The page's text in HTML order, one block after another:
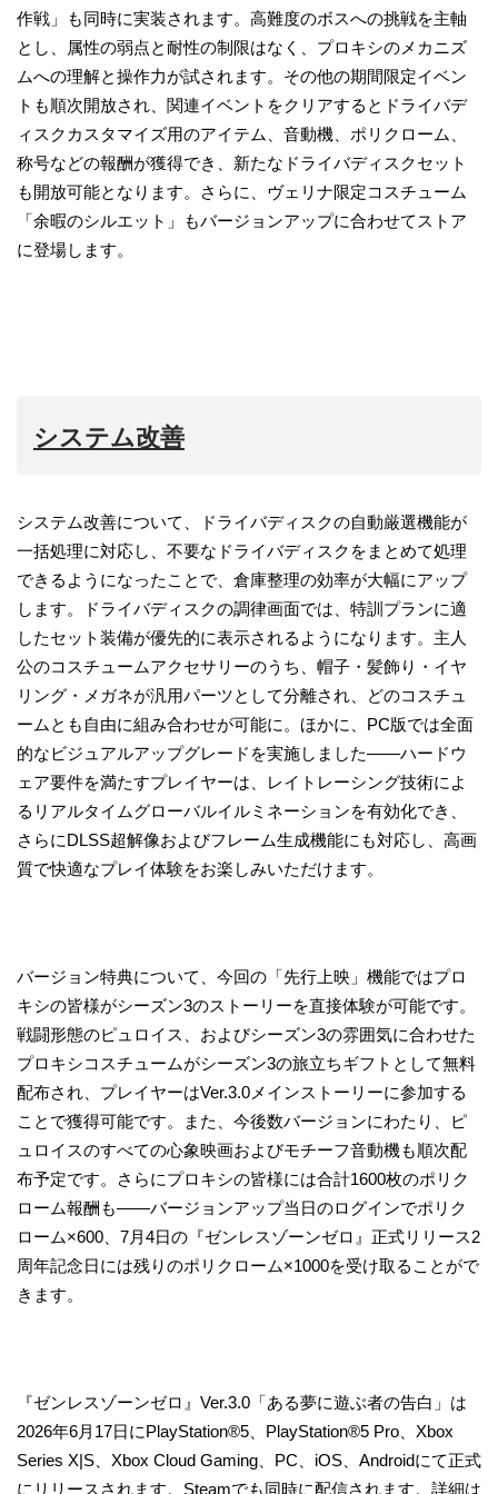
作戦」も同時に実装されます。高難度のボスへの挑戦を主軸
とし、属性の弱点と耐性の制限はなく、プロキシのメカニズ
ムへの理解と操作力が試されます。その他の期間限定イベン
トも順次開放され、関連イベントをクリアするとドライバデ
ィスクカスタマイズ用のアイテム、音動機、ポリクローム、
称号などの報酬が獲得でき、新たなドライバディスクセット
も開放可能となります。さらに、ヴェリナ限定コスチューム
「余暇のシルエット」もバージョンアップに合わせてストア
に登場します。
システム改善
システム改善について、ドライバディスクの自動厳選機能が
一括処理に対応し、不要なドライバディスクをまとめて処理
できるようになったことで、倉庫整理の効率が大幅にアップ
します。ドライバディスクの調律画面では、特訓プランに適
したセット装備が優先的に表示されるようになります。主人
公のコスチュームアクセサリーのうち、帽子・髪飾り・イヤ
リング・メガネが汎用パーツとして分離され、どのコスチュ
ームとも自由に組み合わせが可能に。ほかに、PC版では全面
的なビジュアルアップグレードを実施しました——ハードウ
ェア要件を満たすプレイヤーは、レイトレーシング技術によ
るリアルタイムグローバルイルミネーションを有効化でき、
さらにDLSS超解像およびフレーム生成機能にも対応し、高画
質で快適なプレイ体験をお楽しみいただけます。
バージョン特典について、今回の「先行上映」機能ではプロ
キシの皆様がシーズン3のストーリーを直接体験が可能です。
戦闘形態のピュロイス、およびシーズン3の雰囲気に合わせた
プロキシコスチュームがシーズン3の旅立ちギフトとして無料
配布され、プレイヤーはVer.3.0メインストーリーに参加する
ことで獲得可能です。また、今後数バージョンにわたり、ピ
ュロイスのすべての心象映画およびモチーフ音動機も順次配
布予定です。さらにプロキシの皆様には合計1600枚のポリク
ローム報酬も——バージョンアップ当日のログインでポリク
ローム×600、7月4日の『ゼンレスゾーンゼロ』正式リリース2
周年記念日には残りのポリクローム×1000を受け取ることがで
きます。
『ゼンレスゾーンゼロ』Ver.3.0「ある夢に遊ぶ者の告白」は
2026年6月17日にPlayStation®5、PlayStation®5 Pro、Xbox
Series X|S、Xbox Cloud Gaming、PC、iOS、Androidにて正式
にリリースされます。Steamでも同時に配信されます。詳細は